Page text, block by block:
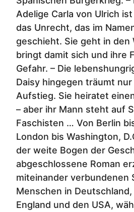
Adelige Carla von Ulrich
das Unrecht, das im
geschieht. Sie geht in den
bringt damit sich und ihre
Gefahr. – Die
Daisy hingegen träumt
Aufstieg. Sie heiratet
– aber ihr Mann steht auf
Faschisten … Von Berlin
London bis Washington,
der weite Bogen der
abgeschlossene Roman
miteinander verbundenen
Menschen in Deutschland,
England und den USA,